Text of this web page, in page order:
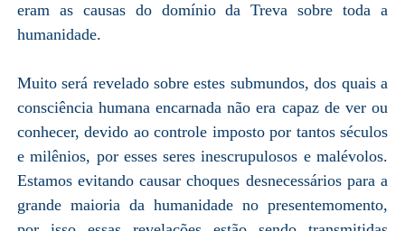
eram as causas do domínio da Treva sobre toda a
humanidade.
Muito será revelado sobre estes submundos, dos quais a
consciência humana encarnada não era capaz de ver ou
conhecer, devido ao controle imposto por tantos séculos
e milênios, por esses seres inescrupulosos e malévolos.
Estamos evitando causar choques desnecessários para a
grande maioria da humanidade no presentemomento,